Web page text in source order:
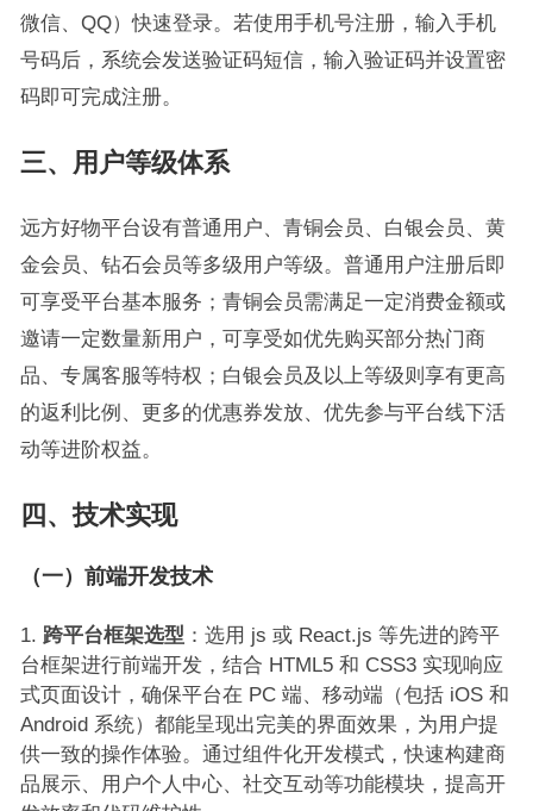
微信、QQ）快速登录。若使用手机号注册，输入手机
号码后，系统会发送验证码短信，输入验证码并设置密
码即可完成注册。
三、用户等级体系
远方好物平台设有普通用户、青铜会员、白银会员、黄
金会员、钻石会员等多级用户等级。普通用户注册后即
可享受平台基本服务；青铜会员需满足一定消费金额或
邀请一定数量新用户，可享受如优先购买部分热门商
品、专属客服等特权；白银会员及以上等级则享有更高
的返利比例、更多的优惠券发放、优先参与平台线下活
动等进阶权益。
四 、技术实现
（一）前端开发技术
跨平台框架选型 ：选用 js 或 React.js 等先进的跨平
台框架进行前端开发，结合 HTML5 和 CSS3 实现响应
式页面设计，确保平台在 PC 端、移动端（包括 iOS 和
Android 系统）都能呈现出完美的界面效果，为用户提
供一致的操作体验。通过组件化开发模式，快速构建商
品展示、用户个人中心、社交互动等功能模块，提高开